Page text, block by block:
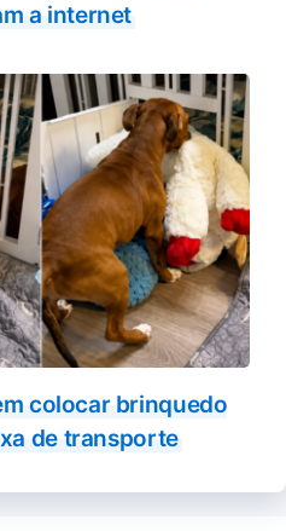
a internet
colocar brinquedo
de transporte